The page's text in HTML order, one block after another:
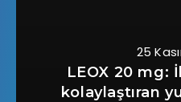
25
LEOX 20 mg:
kolaylaştıran